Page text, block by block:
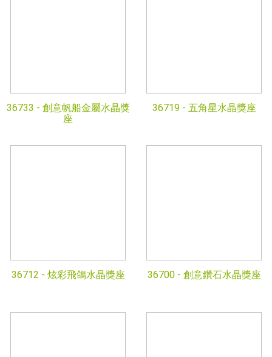
36733 - 創意帆船金屬水晶獎
座
36719 - 五角星水晶獎座
36712 - 炫彩飛鴿水晶獎座 36700 - 創意鑽石水晶獎座